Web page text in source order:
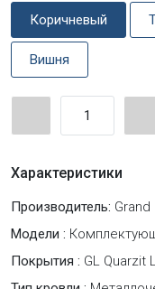
Коричневый
Вишня
Характеристики
Производитель: Grand
Модели :
Покрытия : GL Quarzit